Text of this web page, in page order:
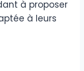
à proposer
à leurs